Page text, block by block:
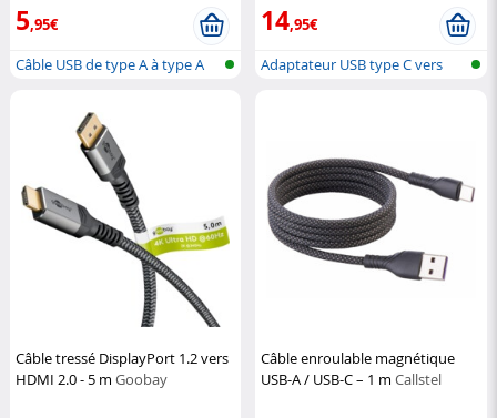
5,95€
Câble USB de type A à type A
14,95€
Adaptateur USB type C vers
Câble tressé DisplayPort 1.2 vers
HDMI 2.0 - 5 m Goobay
Câble enroulable magnétique
USB-A / USB-C – 1 mCallstel